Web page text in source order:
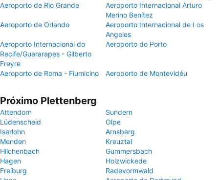
Aeroporto de Rio Grande
Aeroporto Internacional Arturo
Merino Benítez
Aeroporto de Orlando
Aeroporto Internacional de Los
Angeles
Aeroporto Internacional do
Recife/Guararapes - Gilberto
Freyre
Aeroporto do Porto
Aeroporto de Roma - Fiumicino Aeroporto de Montevidéu
Próximo Plettenberg
Attendorn
Sundern
Lüdenscheid
Olpe
Iserlohn
Arnsberg
Menden
Kreuztal
Hilchenbach
Gummersbach
Hagen
Holzwickede
Freiburg
Radevormwald